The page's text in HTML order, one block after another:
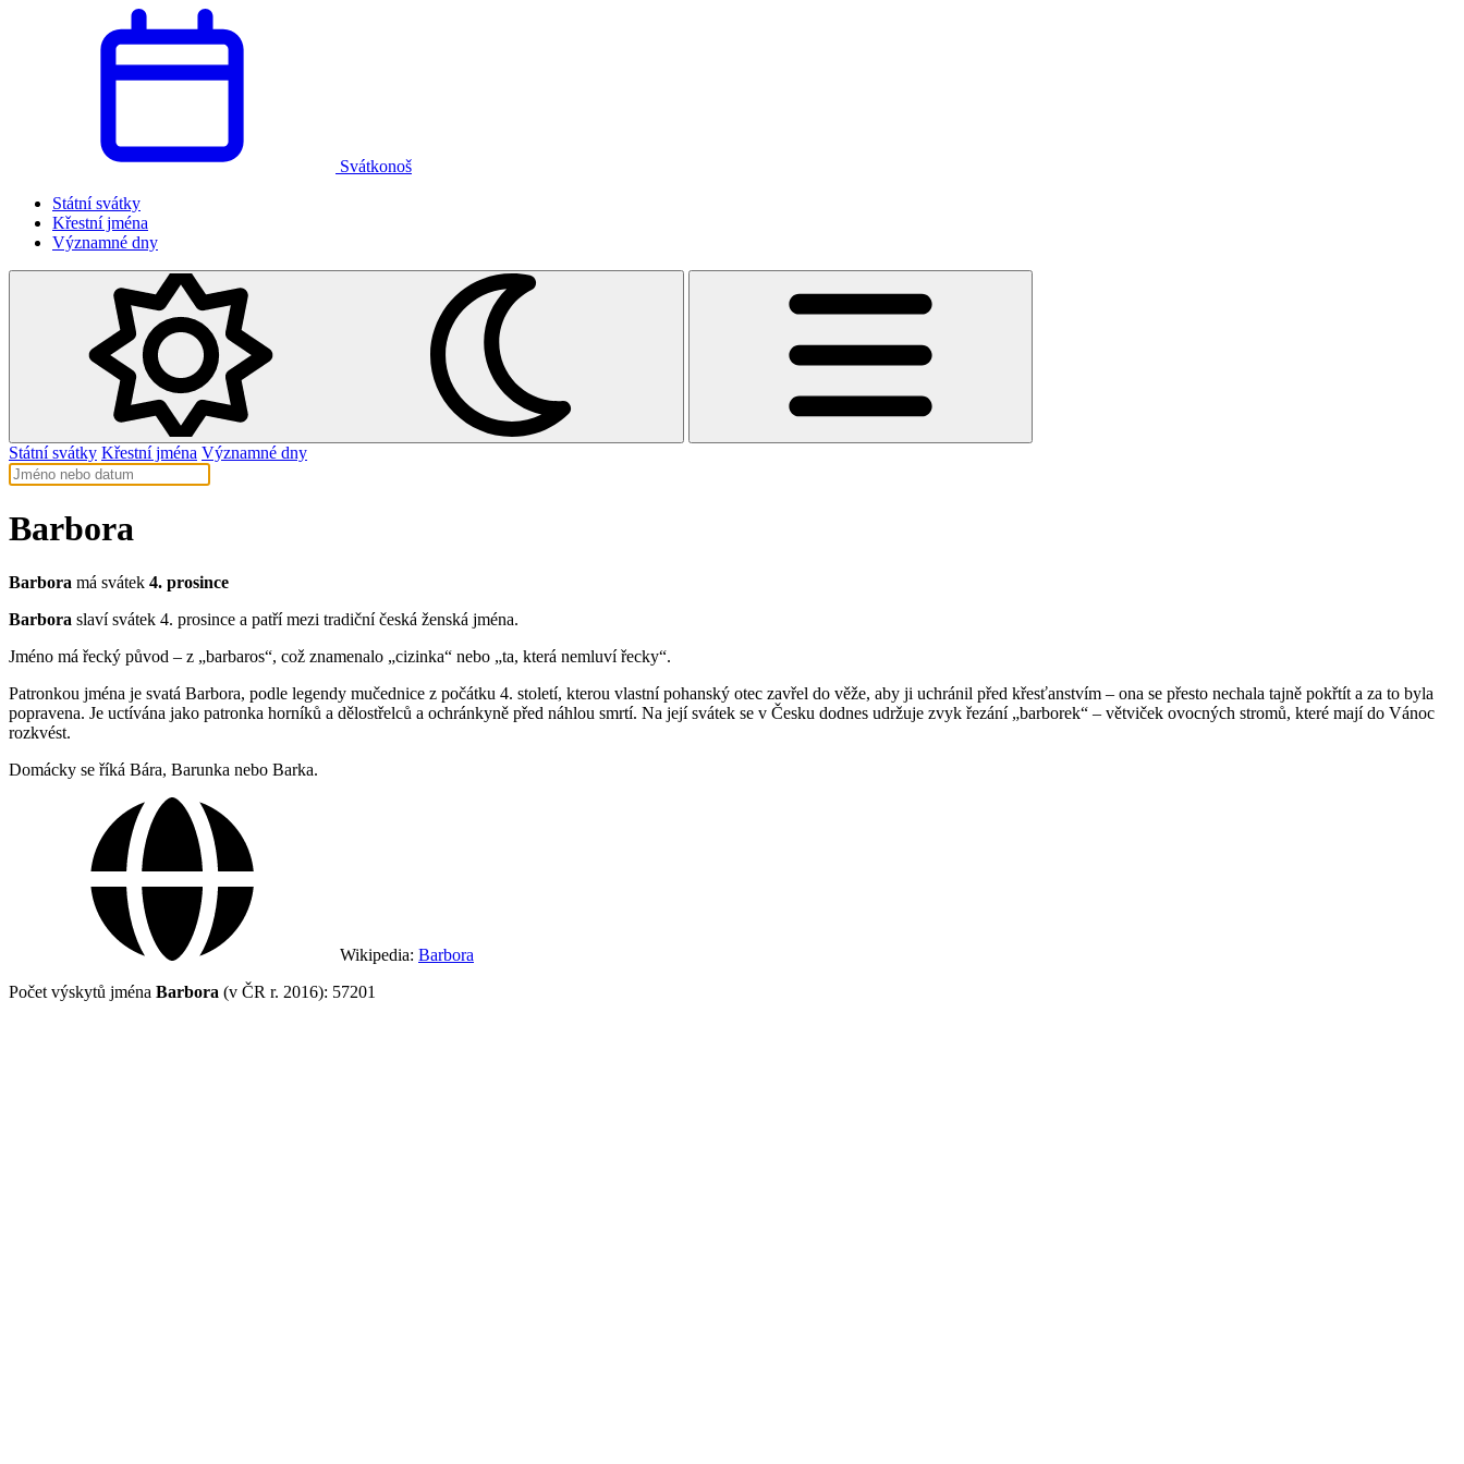
Svátkonoš
Státní svátky
Křestní jména
Významné dny
Státní svátky Křestní jména Významné dny
Barbora
Barbora má svátek 4. prosince
Barbora slaví svátek 4. prosince a patří mezi tradiční česká ženská jména.
Jméno má řecký původ – z „barbaros“, což znamenalo „cizinka“ nebo „ta, která nemluví řecky“.
Patronkou jména je svatá Barbora, podle legendy mučednice z počátku 4. století, kterou vlastní pohanský otec zavřel do věže, aby ji uchránil před křesťanstvím – ona se přesto nechala tajně pokřtít a za to byla
popravena. Je uctívána jako patronka horníků a dělostřelců a ochránkyně před náhlou smrtí. Na její svátek se v Česku dodnes udržuje zvyk řezání „barborek“ – větviček ovocných stromů, které mají do Vánoc
rozkvést.
Domácky se říká Bára, Barunka nebo Barka.
Wikipedia: Barbora
Počet výskytů jména Barbora (v ČR r. 2016): 57201